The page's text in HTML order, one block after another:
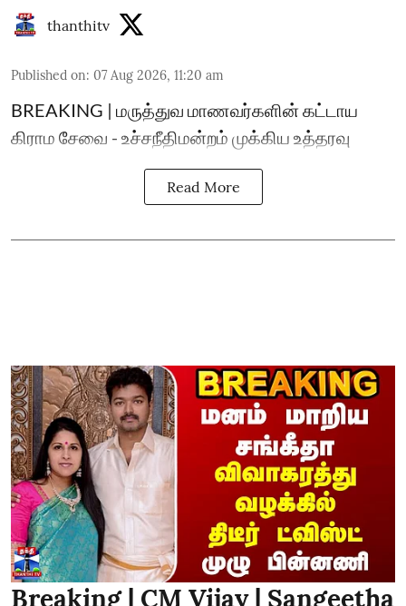
thanthitv
Published on: 07 Aug 2026, 11:20 am
BREAKING | மருத்துவ மாணவர்களின் கட்டாய
கிராம சேவை - உச்சநீதிமன்றம் முக்கிய உத்தரவு
Read More
Breaking | CM Vijay | Sangeetha